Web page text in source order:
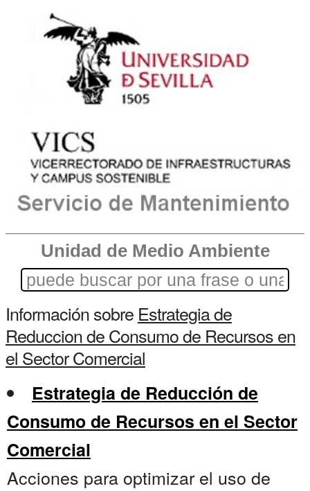
Unidad de Medio Ambiente
Información sobre Estrategia de
Reduccion de Consumo de Recursos en
el Sector Comercial
Estrategia de Reducción de
Consumo de Recursos en el Sector
Comercial
Acciones para optimizar el uso de